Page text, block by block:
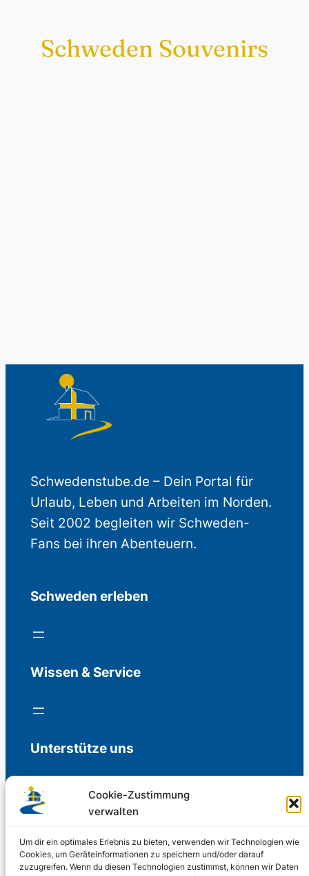
Cookie-Zustimmung
verwalten
Um dir ein optimales Erlebnis zu bieten, verwenden wir Technologien wie
Cookies, um Geräteinformationen zu speichern und/oder darauf
zuzugreifen. Wenn du diesen Technologien zustimmst, können wir Daten
Schweden Souvenirs
Schwedenstube.de – Dein Portal für
Urlaub, Leben und Arbeiten im Norden.
Seit 2002 begleiten wir Schweden-
Fans bei ihren Abenteuern.
Schweden erleben
Wissen & Service
Unterstütze uns
Freiwillige Spenden für die Aufrechterhaltung